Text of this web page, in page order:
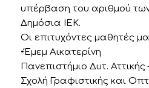
υπέρβαση του αριθμού
Δημόσια ΙΕΚ.
Οι επιτυχόντες μαθητές
•Έμεμ Αικατερίνη
Πανεπιστήμιο Δυτ. Αττικής
Σχολή Γραφιστικής και